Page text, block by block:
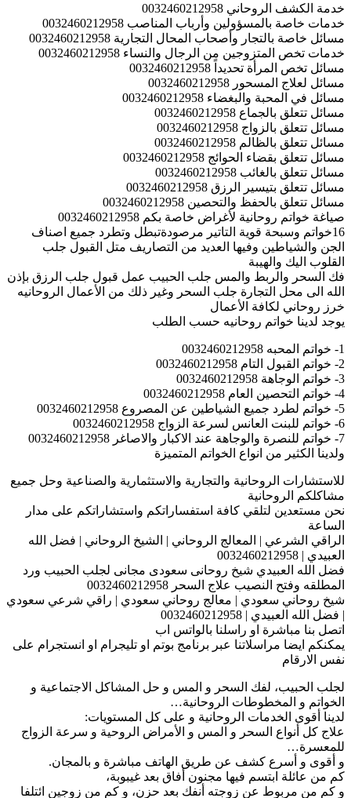
خدمة الكشف الروحاني 0032460212958
خدمات خاصة بالمسؤولين وأرباب المناصب 0032460212958
مسائل خاصة بالتجار وأصحاب المحال التجارية 0032460212958
خدمات تخص المتزوجين من الرجال والنساء 0032460212958
مسائل تخص المرأة تحديداً 0032460212958
مسائل لعلاج المسحور 0032460212958
مسائل في المحبة والبغضاء 0032460212958
مسائل تتعلق بالجماع 0032460212958
مسائل تتعلق بالزواج 0032460212958
مسائل تتعلق بالظالم 0032460212958
مسائل تتعلق بقضاء الحوائج 0032460212958
مسائل تتعلق بالغائب 0032460212958
مسائل تتعلق بتيسير الرزق 0032460212958
مسائل تتعلق بالحفظ والتحصين 0032460212958
صياغة خواتم روحانية لأغراض خاصة بكم 0032460212958
16خواتم وسبحة قوية التاتير مرصودةتبطل وتطرد جميع اصناف
الجن والشياطين وفيها العديد من التصاريف متل القبول جلب
القلوب اليك والهيبة
فك السحر والربط والمس جلب الحبيب عمل قبول جلب الرزق بإذن
الله الى محل التجارة جلب السحر وغير ذلك من الأعمال الروحانيه
خرز روحاني لكافة الأعمال
يوجد لدينا خواتم روحانيه حسب الطلب
1- خواتم المحبه 0032460212958
2- خواتم القبول التام 0032460212958
3- خواتم الوجاهة 0032460212958
4- خواتم التحصين العام 0032460212958
5- خواتم لطرد جميع الشياطين عن المصروع 0032460212958
6- خواتم للبنت العانس لسرعة الزواج 0032460212958
7- خواتم للنصرة والوجاهة عند الاكبار والاصاغر 0032460212958
ولدينا الكثير من انواع الخواتم المتميزة
للاستشارات الروحانية والتجارية والاستثمارية والصناعية وحل جميع
مشاكلكم الروحانية
نحن مستعدين لتلقي كافة استفساراتكم واستشاراتكم على مدار
الساعة
الراقي الشرعي | المعالج الروحاني | الشيخ الروحاني | فضل الله
العبيدي | 0032460212958
فضل الله العبيدي شيخ روحانى سعودى مجانى لجلب الحبيب ورد
المطلقه وفتح النصيب علاج السحر 0032460212958
شيخ روحاني سعودي | معالج روحاني سعودي | راقي شرعي سعودي
| فضل الله العبيدي | 0032460212958
اتصل بنا مباشرة او راسلنا بالواتس اب
يمكنكم ايضا مراسلاتنا عبر برنامج بوتم او تليجرام او انستجرام على
نفس الارقام
لجلب الحبيب، لفك السحر و المس و حل المشاكل الاجتماعية و
الخواتم و المخطوطات الروحانية…
لدينا أقوى الخدمات الروحانية و على كل المستويات:
علاج كل أنواع السحر و المس و الأمراض الروحية و سرعة الزواج
للمعسرة…
و أقوى و أسرع كشف عن طريق الهاتف مباشرة و بالمجان.
كم من عائلة ابتسم فيها مجنون أفاق بعد غيبوبة،
و كم من مربوط عن زوجته أنفك بعد حزن، و كم من زوجين ائتلفا